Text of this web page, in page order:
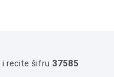
i recite šifru 37585